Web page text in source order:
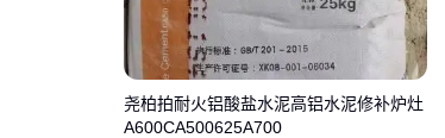
尧柏拍耐火铝酸盐水泥高铝水泥修补炉灶
A600CA500625A700